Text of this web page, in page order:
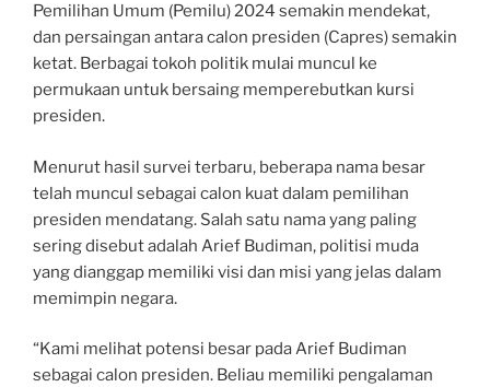
Pemilihan Umum (Pemilu) 2024 semakin mendekat,
dan persaingan antara calon presiden (Capres) semakin
ketat. Berbagai tokoh politik mulai muncul ke
permukaan untuk bersaing memperebutkan kursi
presiden.
Menurut hasil survei terbaru, beberapa nama besar
telah muncul sebagai calon kuat dalam pemilihan
presiden mendatang. Salah satu nama yang paling
sering disebut adalah Arief Budiman, politisi muda
yang dianggap memiliki visi dan misi yang jelas dalam
memimpin negara.
“Kami melihat potensi besar pada Arief Budiman
sebagai calon presiden. Beliau memiliki pengalaman